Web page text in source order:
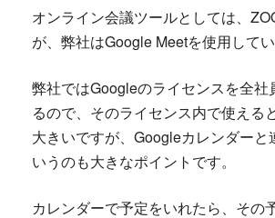
オンライン会議ツールとしては、
が、弊社はGoogle Meetを使用してい
弊社ではGoogleのライセンスを全社
るので、そのライセンス内で使える
大きいですが、Googleカレンダーと
いうのも大きなポイントです。
カレンダーで予定をいれたら、その